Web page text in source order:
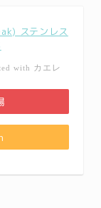
ステンレス
with カエレ